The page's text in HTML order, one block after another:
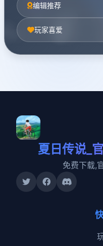
编辑推荐
玩家喜爱
夏日传说_
免费下载,